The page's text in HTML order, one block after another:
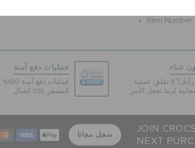
Item Number :
عناء
لا تقلق. عملية
لدينا تجعل الأمر
عمليات دفع آمنة
اتصال SSL المشفر
JOIN
NEXT
سجل مجانا